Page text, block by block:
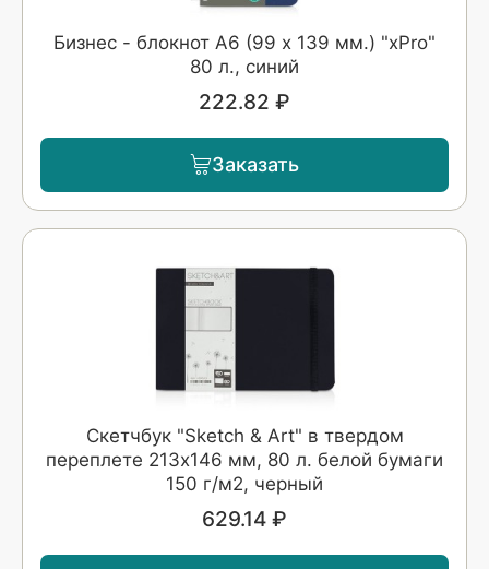
Бизнес - блокнот А6 (99 х 139 мм.) "xPro"
80 л., синий
222.82 ₽
Заказать
Скетчбук "Sketch & Art" в твердом
переплете 213х146 мм, 80 л. белой бумаги
150 г/м2, черный
629.14 ₽